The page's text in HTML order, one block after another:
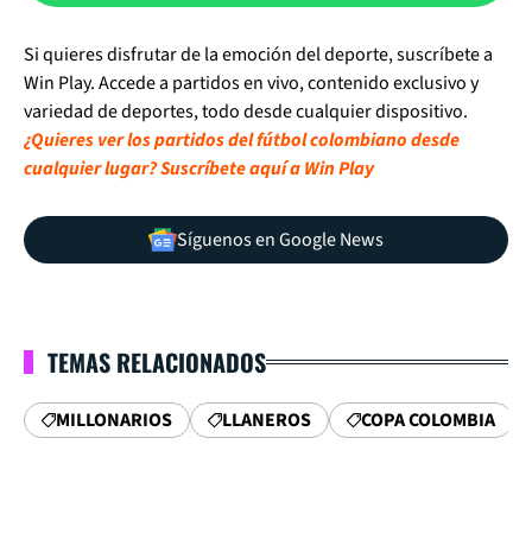
Si quieres disfrutar de la emoción del deporte, suscríbete a
Win Play. Accede a partidos en vivo, contenido exclusivo y
variedad de deportes, todo desde cualquier dispositivo.
¿Quieres ver los partidos del fútbol colombiano desde
cualquier lugar? Suscríbete aquí a Win Play
Síguenos en Google News
TEMAS RELACIONADOS
MILLONARIOS LLANEROS COPA COLOMBIA